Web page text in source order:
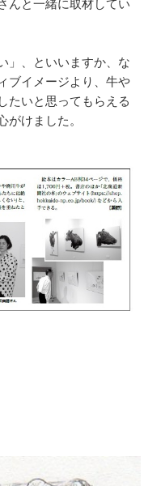
んと一緒に取材してい
」、といいますか、な
ブイメージより、牛や
たいと思ってもらえる
がけました。